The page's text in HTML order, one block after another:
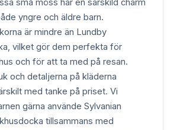
små möss har en särskild charm
yngre och äldre barn.
är mindre än Lundby
vilket gör dem perfekta för
och för att ta med på resan.
och detaljerna på kläderna
med tanke på priset. Vi
gärna använde Sylvanian
tillsammans med